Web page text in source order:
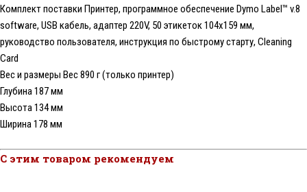
Комплект поставки Принтер, программное обеспечение Dymo Label™ v.8
software, USB кабель, адаптер 220V, 50 этикеток 104х159 мм,
руководство пользователя, инструкция по быстрому старту, Cleaning
Card
Вес и размеры Вес 890 г (только принтер)
Глубина 187 мм
Высота 134 мм
Ширина 178 мм
С этим товаром рекомендуем